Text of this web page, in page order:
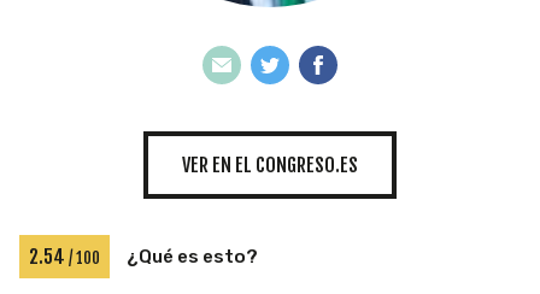
INICIATIVAS
TEMÁTICAS
VER EN EL CONGRESO.ES
2.54 / 100 ¿Qué es esto?